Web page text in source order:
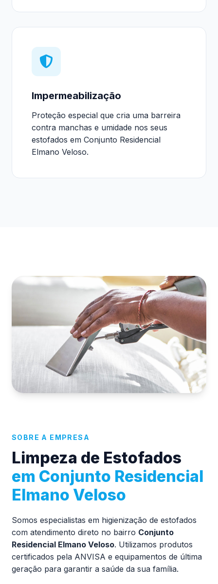
Impermeabilização
Proteção especial que cria uma barreira
contra manchas e umidade nos seus
estofados em Conjunto Residencial
Elmano Veloso.
SOBRE A EMPRESA
Limpeza de Estofados
em Conjunto Residencial
Elmano Veloso
Somos especialistas em higienização de estofados
com atendimento direto no bairro Conjunto
Residencial Elmano Veloso. Utilizamos produtos
certificados pela ANVISA e equipamentos de última
geração para garantir a saúde da sua família.